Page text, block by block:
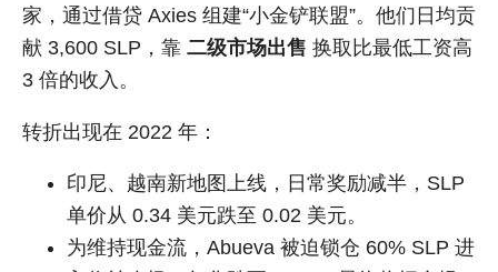
家，通过借贷 Axies 组建“小金铲联盟”。他们日均贡
献 3,600 SLP，靠 二级市场出售 换取比最低工资高
3 倍的收入。
转折出现在 2022 年：
印尼、越南新地图上线，日常奖励减半，SLP
单价从 0.34 美元跌至 0.02 美元。
为维持现金流，Abueva 被迫锁仓 60% SLP 进